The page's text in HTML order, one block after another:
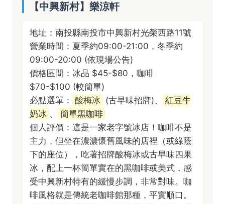
【中興新村】樂涼軒
地址：南投縣南投市中興新村光榮西路11號
營業時間：夏季約09:00-21:00，冬季約
09:00-20:00 (依現場公告)
價格區間：冰品 $45-$80，咖啡
$70-$100 (較簡單)
必點選單： 酸梅冰 (古早味招牌)、
紅豆牛
奶冰 、
簡單黑咖啡
個人評價：這是一家老字號冰店！咖啡不是
主力，但坐在濃濃懷舊風味的店裡（或綠蔭
下的座位），吃著招牌酸梅冰或古早味四果
冰，配上一杯簡單實在的黑咖啡或美式，感
受中興新村特有的緩慢步調，非常對味。咖
啡風格就是傳統老咖啡館那種，平實順口。